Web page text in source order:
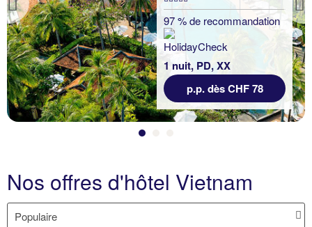
Previous 97 % de recommandation
1 nuit, PD, XX
p.p. dès CHF 78
Nos offres d'hôtel Vietnam